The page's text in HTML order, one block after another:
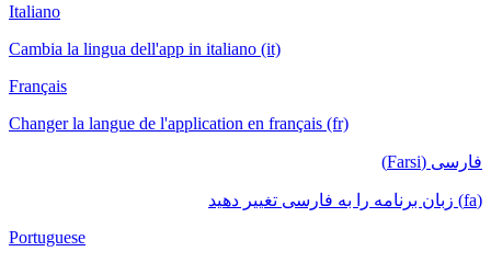
Italiano
Cambia la lingua dell'app in italiano (it)
Français
Changer la langue de l'application en français (fr)
فارسی (Farsi)
(fa) زبان برنامه را به فارسی تغییر دهید
Portuguese